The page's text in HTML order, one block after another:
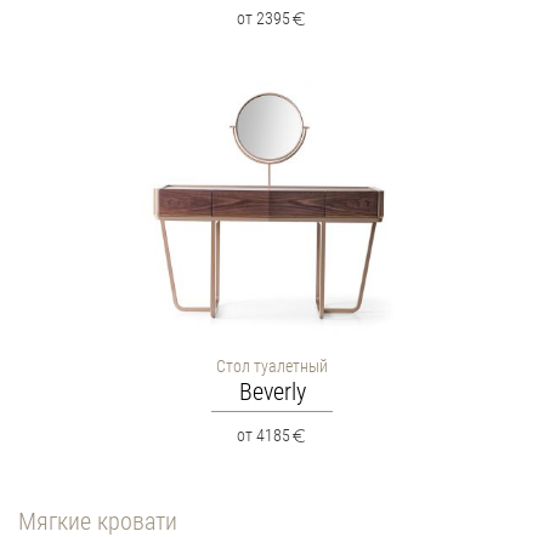
от 2395
Стол туалетный
Beverly
от 4185
Мягкие кровати